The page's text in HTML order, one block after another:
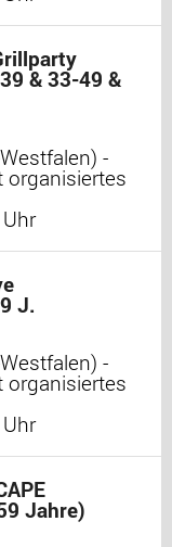
& 33-49 &
-
organisiertes
J.
-
organisiertes
Jahre)